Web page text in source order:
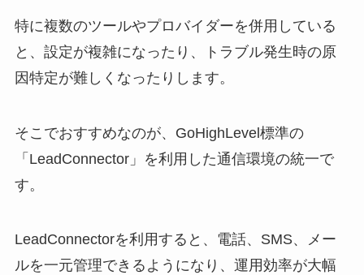
特に複数のツールやプロバイダーを併用している
と、設定が複雑になったり、トラブル発生時の原
因特定が難しくなったりします。
そこでおすすめなのが、GoHighLevel標準の
「LeadConnector」を利用した通信環境の統一で
す。
LeadConnectorを利用すると、電話、SMS、メー
ルを一元管理できるようになり、運用効率が大幅